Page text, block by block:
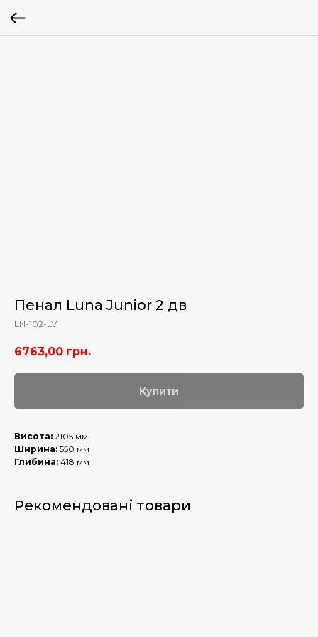
Пенал Luna Junior 2 дв
LN-102-LV
6763,00 грн.
Купити
Висота: 2105 мм
Ширина: 550 мм
Глибина: 418 мм
Рекомендовані товари